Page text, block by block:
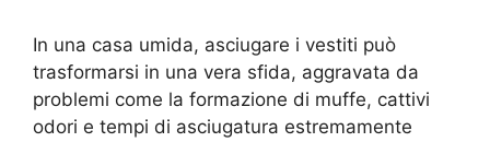
In una casa umida, asciugare i vestiti può
trasformarsi in una vera sfida, aggravata da
problemi come la formazione di muffe, cattivi
odori e tempi di asciugatura estremamente